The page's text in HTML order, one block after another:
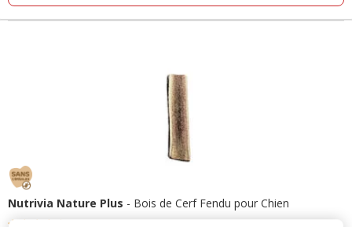
Nutrivia Nature Plus - Bois de Cerf Fendu pour Chien